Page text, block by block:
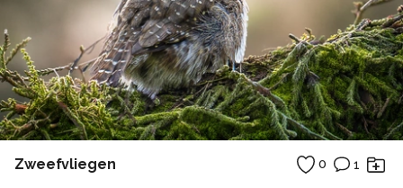
Zweefvliegen 0 1